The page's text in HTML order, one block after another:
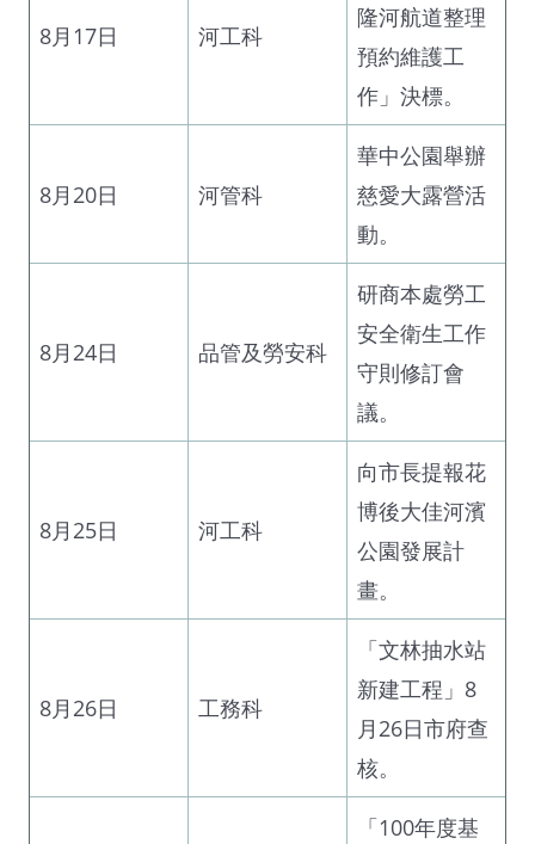
8月17日 河工科
隆河航道整理
預約維護工
作」決標。
8月20日 河管科
華中公園舉辦
慈愛大露營活
動。
8月24日 品管及勞安科
研商本處勞工
安全衛生工作
守則修訂會
議。
8月25日 河工科
向市長提報花
博後大佳河濱
公園發展計
畫。
8月26日 工務科
「文林抽水站
新建工程」8
月26日市府查
核。
「100年度基